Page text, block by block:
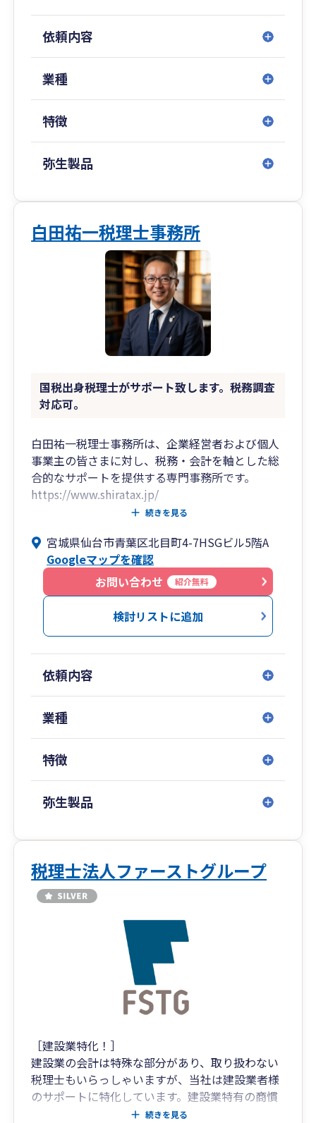
りやzoomなどテレビ電話でのお打ち合わせ、
Dropboxを活用したクラウドでの資料のやりとり
を行うことが増えております。必要に応じて来所
がほとんどになっています。
起業・創業の支援にも力を入れており、会社設立
前から各種公的支援の受給を想定しつ一連のサー
必要が出てくるところ、そのような必要もなく、
一面からだけではない、会社全体のことを考えた
ご提案が可能という強みがあります。
また、補助金･助成金等の公的支援にも力を入れ
ており、着手金なしの成功報酬後払い制で支援を
行っております。顧問契約がなくても単発業務と
してご支援可能です。
https://www.united-advisers.com/shiennavi/
依頼内容
業種
特徴
弥生製品
白田祐一税理士事務所
国税出身税理士がサポート致します。税務調査
対応可。
白田祐一税理士事務所は、企業経営者および個人
事業主の皆さまに対し、税務・会計を軸とした総
合的なサポートを提供する専門事務所です。
https://www.shiratax.jp/
会社設立、資金繰り、事業承継、相続対策など、
事業の成長段階に応じた幅広い課題に対応してい
特に、海外取引や外資系企業、日本進出支援など
の国際税務分野に強みを有しており、クロスボー
また、キャッチフレーズにもありますように、仙
台国税局、東京国税局と国税当局勤務の経験を活
からもお問い合わせも頂戴しております。
宮城県仙台市に留まらず、関東を中心にクライア
税務は単なる申告作業ではなく、経営の意思決定
を支える重要な情報基盤です。
私たちは常にお客様の立場に立ち、専門用語に頼
らない分かりやすい説明と、迅速かつ丁寧な対応
を心がけています。
「困ったときにすぐ相談できる存在」として、皆
さまの事業の継続と発展に伴走いたします。
Shirata Yuichi Tax Accountant Office provides
corporations and individual business owners.
We specialize in both domestic and
international taxation, offering practical and
reliable solutions to support sound
続きを見る
宮城県仙台市青葉区北目町4-7HSGビル5階A
Googleマップを確認
お問い合わせ
紹介無料
検討リストに追加
依頼内容
業種
特徴
弥生製品
税理士法人ファーストグループ
［建設業特化！］
建設業の会計は特殊な部分があり、取り扱わない
税理士もいらっしゃいますが、当社は建設業者様
のサポートに特化しています。建設業特有の商慣
習、会計処理などを熟知しており、タイムリーな
続きを見る